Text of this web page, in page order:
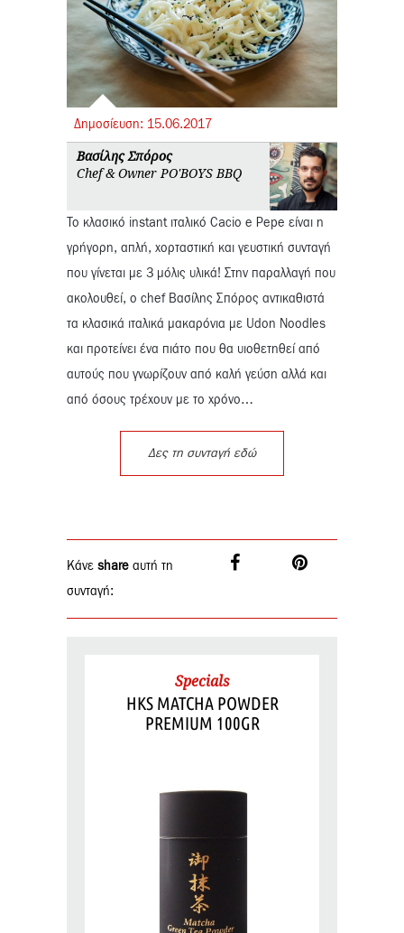
Δημοσίευση: 15.06.2017
Βασίλης Σπόρος
Chef & Owner PO'BOYS BBQ
Το κλασικό instant ιταλικό Cacio e Pepe είναι η
γρήγορη, απλή, χορταστική και γευστική συνταγή
που γίνεται με 3 μόλις υλικά! Στην παραλλαγή που
ακολουθεί, ο chef Βασίλης Σπόρος αντικαθιστά
τα κλασικά ιταλικά μακαρόνια με Udon Noodles
και προτείνει ένα πιάτο που θα υιοθετηθεί από
αυτούς που γνωρίζουν από καλή γεύση αλλά και
από όσους τρέχουν με το χρόνο…
Δες τη συνταγή εδώ
Κάνε share αυτή τη
συνταγή:
Specials
HKS MATCHA POWDER
PREMIUM 100GR